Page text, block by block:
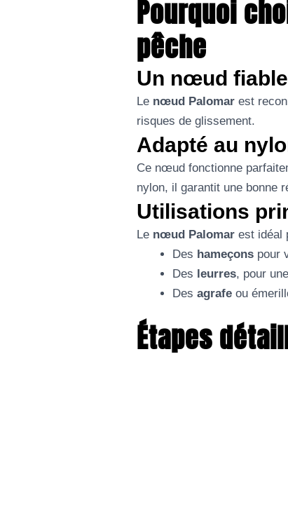
Pourquoi
pêche
Un nœud
Le nœud Palomar est
risques de glissement.
Adapté au
Ce nœud fonctionne
nylon, il garantit une bonne
Utilisations
Le nœud Palomar est idéal
Des hameçons pour
Des leurres, pour
Desagrafe ou
Étapes